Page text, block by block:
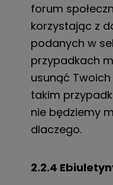
forum
korzystając z
podanych w
przypadkach
usunąć
takim
nie będziemy
dlaczego.
2.2.4 E